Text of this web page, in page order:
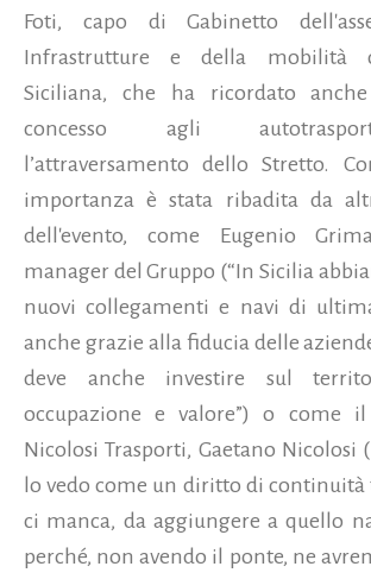
Foti, capo di Gabinetto
Infrastrutture e della mobilità
Siciliana, che ha ricordato
concesso agli
l’attraversamento dello Stretto.
importanza è stata ribadita da
dell'evento, come Eugenio
manager del Gruppo (“In Sicilia
nuovi collegamenti e navi di
anche grazie alla fiducia delle
deve anche investire sul
occupazione e valore”) o come
Nicolosi Trasporti, Gaetano Nicolosi
lo vedo come un diritto di
ci manca, da aggiungere a quello
perché, non avendo il ponte, ne